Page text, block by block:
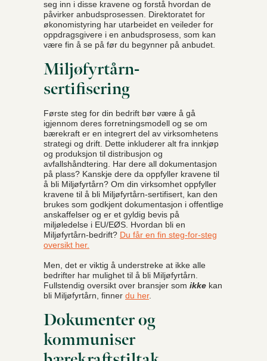
seg inn i disse kravene og forstå hvordan de
påvirker anbudsprosessen. Direktoratet for
økonomistyring har utarbeidet en veileder for
oppdragsgivere i en anbudsprosess, som kan
være fin å se på før du begynner på anbudet.
Miljøfyrtårn-
sertifisering
Første steg for din bedrift bør være å gå
igjennom deres forretningsmodell og se om
bærekraft er en integrert del av virksomhetens
strategi og drift. Dette inkluderer alt fra innkjøp
og produksjon til distribusjon og
avfallshåndtering. Har dere all dokumentasjon
på plass? Kanskje dere da oppfyller kravene til
å bli Miljøfyrtårn? Om din virksomhet oppfyller
kravene til å bli Miljøfyrtårn-sertifisert, kan den
brukes som godkjent dokumentasjon i offentlige
anskaffelser og er et gyldig bevis på
miljøledelse i EU/EØS. Hvordan bli en
Miljøfyrtårn-bedrift? Du får en fin steg-for-steg
oversikt her.
Men, det er viktig å understreke at ikke alle
bedrifter har mulighet til å bli Miljøfyrtårn.
Fullstendig oversikt over bransjer som ikke kan
bli Miljøfyrtårn, finner du her.
Dokumenter og
kommuniser